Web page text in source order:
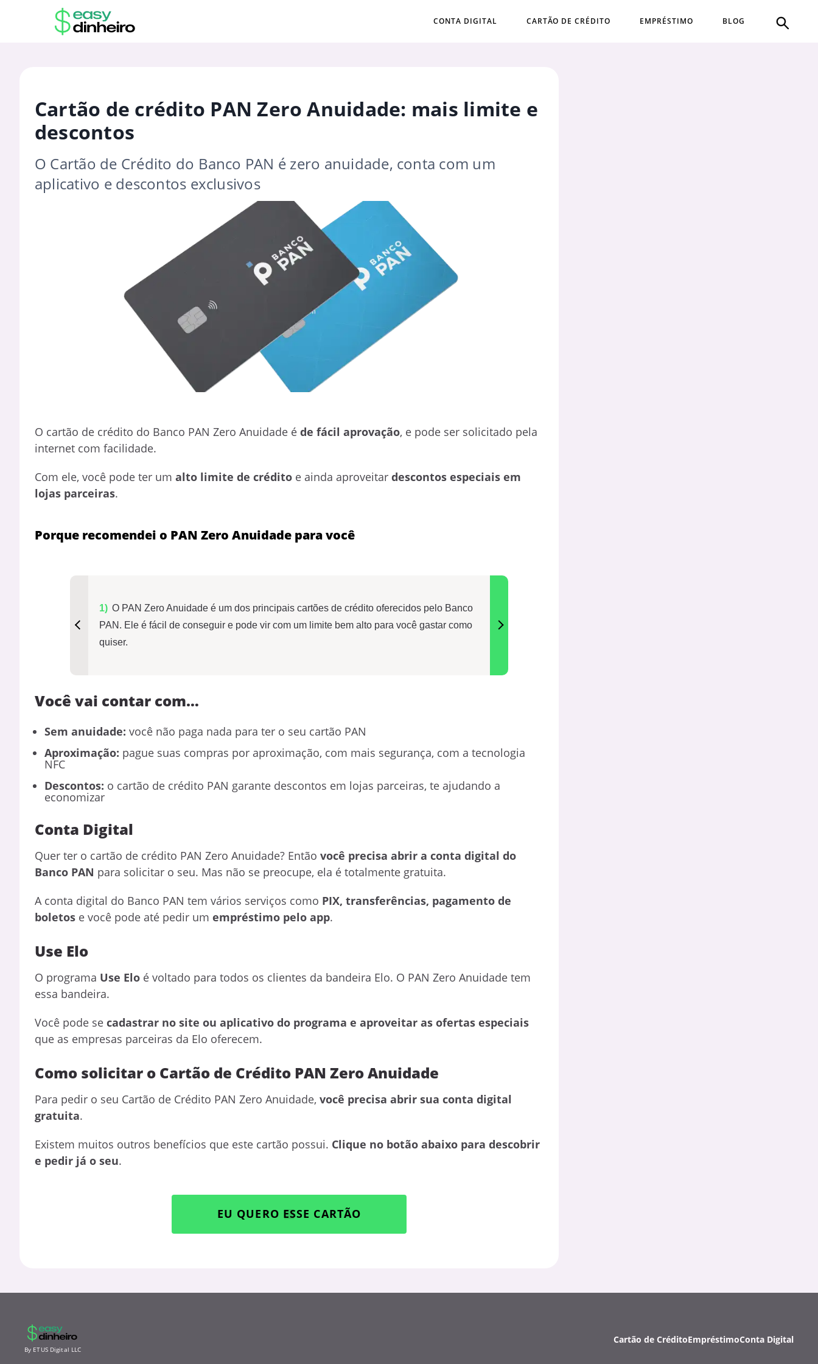
CONTA DIGITAL CARTÃO DE CRÉDITO EMPRÉSTIMO BLOG
Cartão de crédito PAN Zero Anuidade: mais limite e
descontos
O Cartão de Crédito do Banco PAN é zero anuidade, conta com um
aplicativo e descontos exclusivos
O cartão de crédito do Banco PAN Zero Anuidade é de fácil aprovação, e pode ser solicitado pela
internet com facilidade.
Com ele, você pode ter um alto limite de crédito e ainda aproveitar descontos especiais em
lojas parceiras.
Porque recomendei o PAN Zero Anuidade para você
O PAN Zero Anuidade é um dos principais cartões de crédito oferecidos pelo Banco
PAN. Ele é fácil de conseguir e pode vir com um limite bem alto para você gastar como
quiser.
Você vai contar com…
Sem anuidade: você não paga nada para ter o seu cartão PAN
Aproximação: pague suas compras por aproximação, com mais segurança, com a tecnologia
NFC
Descontos: o cartão de crédito PAN garante descontos em lojas parceiras, te ajudando a
economizar
Conta Digital
Quer ter o cartão de crédito PAN Zero Anuidade? Então você precisa abrir a conta digital do
Banco PAN para solicitar o seu. Mas não se preocupe, ela é totalmente gratuita.
A conta digital do Banco PAN tem vários serviços como PIX, transferências, pagamento de
boletos e você pode até pedir um empréstimo pelo app.
Use Elo
O programa Use Elo é voltado para todos os clientes da bandeira Elo. O PAN Zero Anuidade tem
essa bandeira.
Você pode se cadastrar no site ou aplicativo do programa e aproveitar as ofertas especiais
que as empresas parceiras da Elo oferecem.
Como solicitar o Cartão de Crédito PAN Zero Anuidade
Para pedir o seu Cartão de Crédito PAN Zero Anuidade, você precisa abrir sua conta digital
gratuita.
Existem muitos outros benefícios que este cartão possui. Clique no botão abaixo para descobrir
e pedir já o seu.
EU QUERO ESSE CARTÃO
By ETUS Digital LLC
Cartão de CréditoEmpréstimoConta Digital